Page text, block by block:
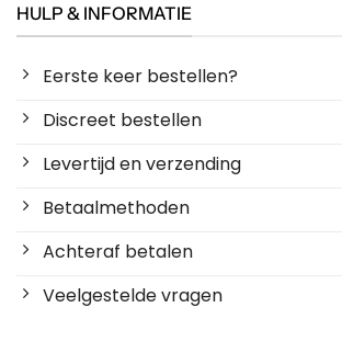
HULP & INFORMATIE
Eerste keer bestellen?
Discreet bestellen
Levertijd en verzending
Betaalmethoden
Achteraf betalen
Veelgestelde vragen